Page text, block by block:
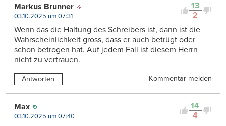
13
2
Markus Brunner
03.10.2025 um 07:31
Wenn das die Haltung des Schreibers ist, dann ist die
Wahrscheinlichkeit gross, dass er auch betrügt oder
schon betrogen hat. Auf jedem Fall ist diesem Herrn
nicht zu vertrauen.
Antworten Kommentar melden
14
4
Max
03.10.2025 um 07:40